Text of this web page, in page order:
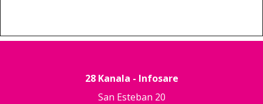
28 Kanala - Infosare
San Esteban 20